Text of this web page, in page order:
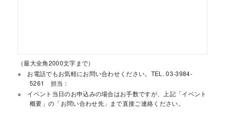
（最大全角2000文字まで）
お電話でもお気軽にお問い合わせください。TEL. 03-3984-
5261 担当：
イベント当日のお申込みの場合はお手数ですが、上記「イベント
概要」の「お問い合わせ先」まで直接ご連絡ください。